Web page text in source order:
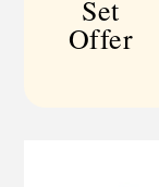
Set
Offer